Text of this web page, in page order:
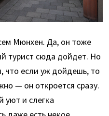
Мюнхен. Да, он тоже
турист сюда дойдет. Но
что если уж дойдешь, то
— он откроется сразу.
уют и слегка